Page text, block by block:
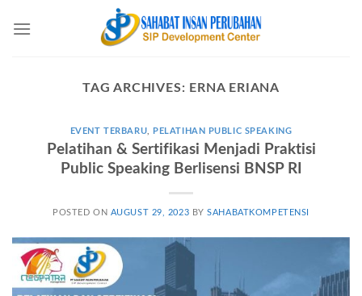
TAG ARCHIVES: ERNA ERIANA
EVENT TERBARU PELATIHAN PUBLIC SPEAKING
Pelatihan & Sertifikasi Menjadi Praktisi
Public Speaking Berlisensi BNSP RI
POSTED ON AUGUST 29, 2023 BYSAHABATKOMPETENSI